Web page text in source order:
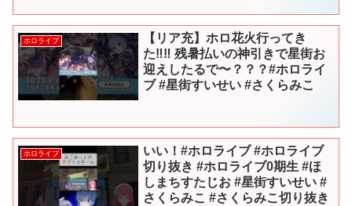
ホロライブ
【リア充】ホロ花火行ってき
た‼︎‼︎ 残暑払いの神引きで星街お
迎えしたるで〜？？？#ホロライ
ブ #星街すいせい #さくらみこ
ホロライブ
いい！#ホロライブ #ホロライブ
切り抜き #ホロライブ0期生 #ほ
しまちすたじお #星街すいせい #
さくらみこ #さくらみこ切り抜き